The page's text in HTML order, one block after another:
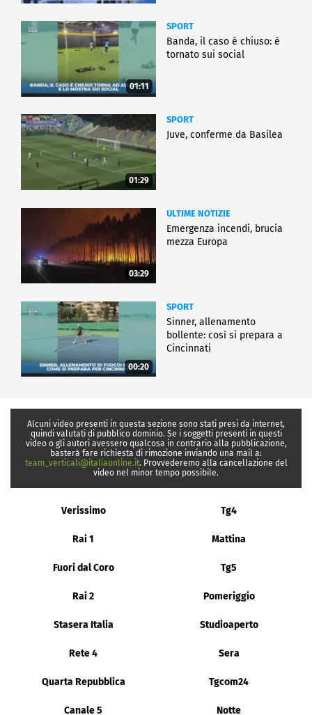
01:11
SPORT
Banda, il caso è chiuso: è
tornato sui social
01:29
SPORT
Juve, conferme da Basilea
03:29
ULTIME NOTIZIE
Emergenza incendi, brucia
mezza Europa
00:20
SPORT
Sinner, allenamento
bollente: così si prepara a
Cincinnati
Alcuni video presenti in questa sezione sono stati presi da internet,
quindi valutati di pubblico dominio. Se i soggetti presenti in questi
video o gli autori avessero qualcosa in contrario alla pubblicazione,
basterà fare richiesta di rimozione inviando una mail a:
team_verticali@italiaonline.it. Provvederemo alla cancellazione del
video nel minor tempo possibile.
Verissimo Tg4
Rai 1 Mattina
Fuori dal Coro Tg5
Rai 2 Pomeriggio
Stasera Italia Studioaperto
Rete 4 Sera
Quarta Repubblica Tgcom24
Canale 5 Notte